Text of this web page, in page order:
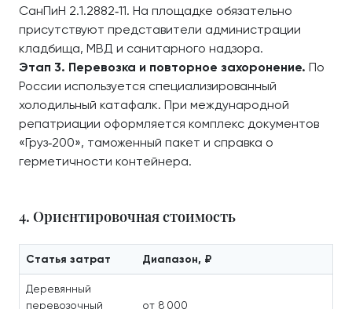
СанПиН 2.1.2882‑11. На площадке обязательно
присутствуют представители администрации
кладбища, МВД и санитарного надзора.
Этап 3. Перевозка и повторное захоронение. По
России используется специализированный
холодильный катафалк. При международной
репатриации оформляется комплекс документов
«Груз‑200», таможенный пакет и справка о
герметичности контейнера.
4. Ориентировочная стоимость
Статья затрат Диапазон, ₽
Деревянный
перевозочный
от 8 000